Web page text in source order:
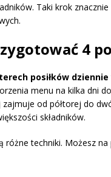
Taki krok
4
posiłków dziennie
menu na kilka dni
od półtorej do
składników.
techniki. Możesz na